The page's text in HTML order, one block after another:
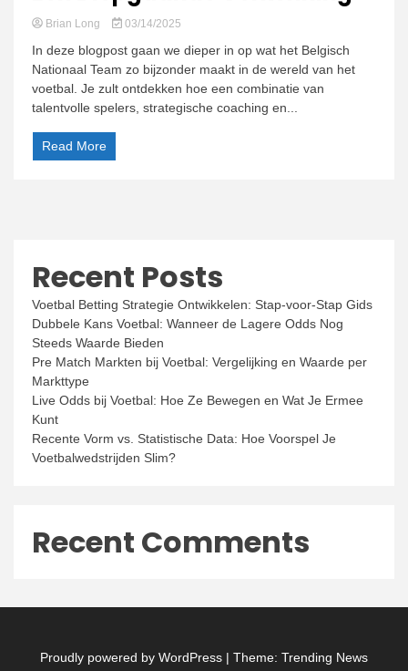
Brian Long 03/14/2025
In deze blogpost gaan we dieper in op wat het Belgisch
Nationaal Team zo bijzonder maakt in de wereld van het
voetbal. Je zult ontdekken hoe een combinatie van
talentvolle spelers, strategische coaching en...
Read More
Recent Posts
Voetbal Betting Strategie Ontwikkelen: Stap-voor-Stap Gids
Dubbele Kans Voetbal: Wanneer de Lagere Odds Nog
Steeds Waarde Bieden
Pre Match Markten bij Voetbal: Vergelijking en Waarde per
Markttype
Live Odds bij Voetbal: Hoe Ze Bewegen en Wat Je Ermee
Kunt
Recente Vorm vs. Statistische Data: Hoe Voorspel Je
Voetbalwedstrijden Slim?
Recent Comments
Proudly powered by WordPress | Theme: Trending News